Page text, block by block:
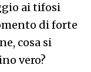
ai tifosi
di forte
cosa si
vero?